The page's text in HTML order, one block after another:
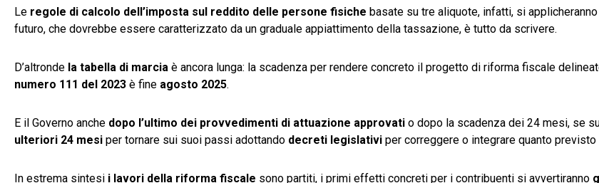
Le regole di calcolo dell’imposta sul reddito delle persone fisiche basate su tre aliquote, infatti, si applicheranno
futuro, che dovrebbe essere caratterizzato da un graduale appiattimento della tassazione, è tutto da scrivere.
D’altronde la tabella di marcia è ancora lunga: la scadenza per rendere concreto il progetto di riforma fiscale
numero 111 del 2023 è fine agosto 2025.
E il Governo anche dopo l’ultimo dei provvedimenti di attuazione approvati o dopo la scadenza dei 24 mesi, se
ulteriori 24 mesi per tornare sui suoi passi adottando decreti legislativi per correggere o integrare quanto previsto
In estrema sintesi i lavori della riforma fiscale sono partiti, i primi effetti concreti per i contribuenti si avvertiranno